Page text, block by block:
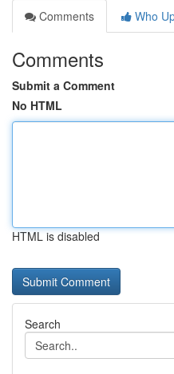
Comments
Who
Comments
Submit a Comment
No HTML
HTML is disabled
Search